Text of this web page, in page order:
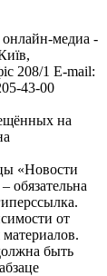
медиа -
208/1 E-mail:
43-00
на
«Новости
обязательна
от
быть